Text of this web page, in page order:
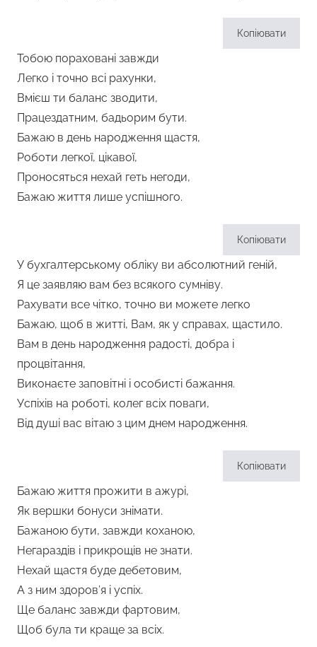
Копіювати
Тобою пораховані завжди
Легко і точно всі рахунки,
Вмієш ти баланс зводити,
Працездатним, бадьорим бути.
Бажаю в день народження щастя,
Роботи легкої, цікавої,
Проносяться нехай геть негоди,
Бажаю життя лише успішного.
Копіювати
У бухгалтерському обліку ви абсолютний геній,
Я це заявляю вам без всякого сумніву.
Рахувати все чітко, точно ви можете легко
Бажаю, щоб в житті, Вам, як у справах, щастило.
Вам в день народження радості, добра і
процвітання,
Виконаєте заповітні і особисті бажання.
Успіхів на роботі, колег всіх поваги,
Від душі вас вітаю з цим днем народження.
Копіювати
Бажаю життя прожити в ажурі,
Як вершки бонуси знімати.
Бажаною бути, завжди коханою,
Негараздів і прикрощів не знати.
Нехай щастя буде дебетовим,
А з ним здоров’я і успіх.
Ще баланс завжди фартовим,
Щоб була ти краще за всіх.